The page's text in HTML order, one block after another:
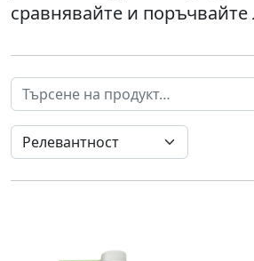
сравнявайте и поръчвайте